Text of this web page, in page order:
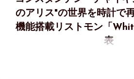
のアリス"の世界を時計で
機能搭載リストモン「
表
独立時計師「Konstantin Chaykin」
Rabbit」を発表～アリスの世界を時